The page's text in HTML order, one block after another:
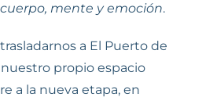
cuerpo, mente y emoción.
a El Puerto de
nuestro propio espacio
a la nueva etapa, en